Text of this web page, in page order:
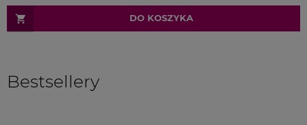
DO KOSZYKA
Bestsellery